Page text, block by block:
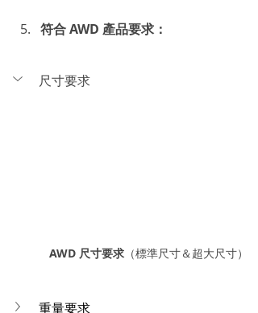
符合 AWD 產品要求：
尺寸要求
AWD 尺寸要求（標準尺寸＆超大尺寸）
重量要求